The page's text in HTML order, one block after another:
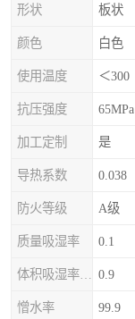
形状 板状
颜色 白色
使用温度 ＜300
抗压强度 65MPa
加工定制 是
导热系数 0.038
防火等级 A级
质量吸湿率 0.1
0.9
憎水率 99.9